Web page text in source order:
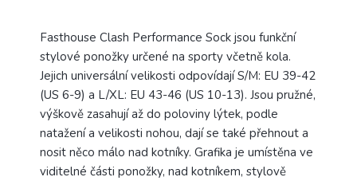
Fasthouse Clash Performance Sock jsou funkční
stylové ponožky určené na sporty včetně kola.
Jejich universální velikosti odpovídají S/M: EU 39-42
(US 6-9) a L/XL: EU 43-46 (US 10-13). Jsou pružné,
výškově zasahují až do poloviny lýtek, podle
natažení a velikosti nohou, dají se také přehnout a
nosit něco málo nad kotníky. Grafika je umístěna ve
viditelné části ponožky, nad kotníkem, stylově